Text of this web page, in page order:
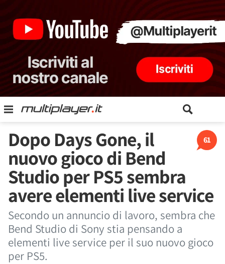
61
Dopo Days Gone, il
nuovo gioco di Bend
Studio per PS5 sembra
avere elementi live service
Secondo un annuncio di lavoro, sembra che
Bend Studio di Sony stia pensando a
elementi live service per il suo nuovo gioco
per PS5.